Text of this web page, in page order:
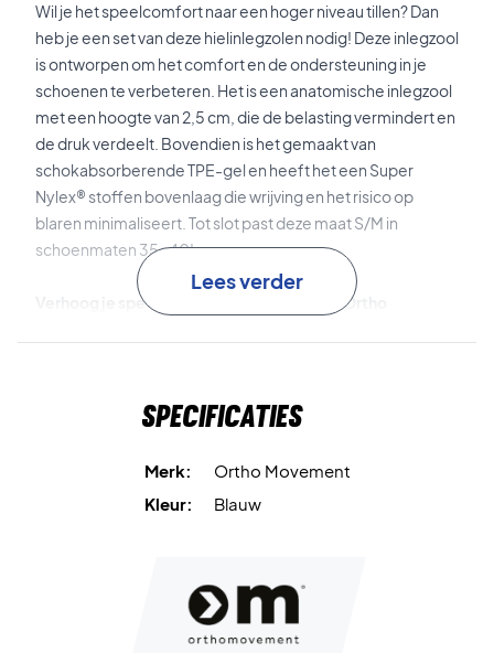
Wil je het speelcomfort naar een hoger niveau tillen? Dan
heb je een set van deze hielinlegzolen nodig! Deze inlegzool
is ontworpen om het comfort en de ondersteuning in je
schoenen te verbeteren. Het is een anatomische inlegzool
met een hoogte van 2,5 cm, die de belasting vermindert en
de druk verdeelt. Bovendien is het gemaakt van
schokabsorberende TPE-gel en heeft het een Super
Nylex® stoffen bovenlaag die wrijving en het risico op
blaren minimaliseert. Tot slot past deze maat S/M in
schoenmaten 35-40!
Verhoog je speelcomfort - koop deze set Ortho
Lees verder
Specificaties
Merk:
Ortho Movement
Kleur:
Blauw